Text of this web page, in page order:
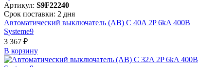
Артикул: S9F22240
Срок поставки: 2 дня
Автоматический выключатель (АВ) C 40A 2P 6kA 400В
Systeme9
3 367 ₽
В корзинy